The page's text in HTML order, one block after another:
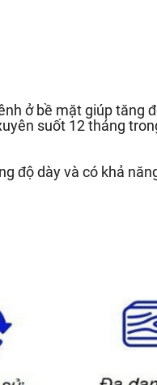
ở bề mặt giúp tăng
suốt 12 tháng
độ dày và có khả